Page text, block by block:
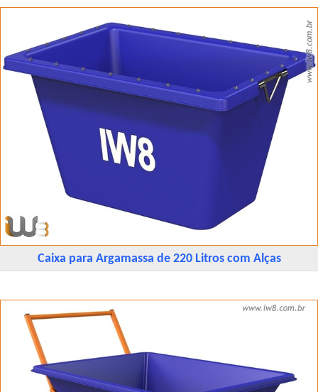
Caixa para Argamassa de 220 Litros com Alças